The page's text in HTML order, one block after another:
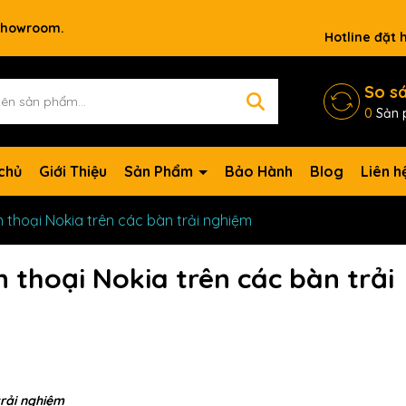
Hotline đặt
So
0 Sản
Giới Thiệu Sản Phẩm Bảo Hành Blog Liên
thoại Nokia trên các bàn trải nghiệm
thoại Nokia trên các bàn trải
nghiệm